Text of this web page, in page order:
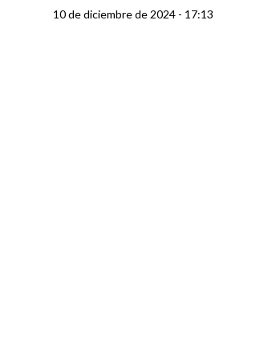
10 de diciembre de 2024 - 17:13